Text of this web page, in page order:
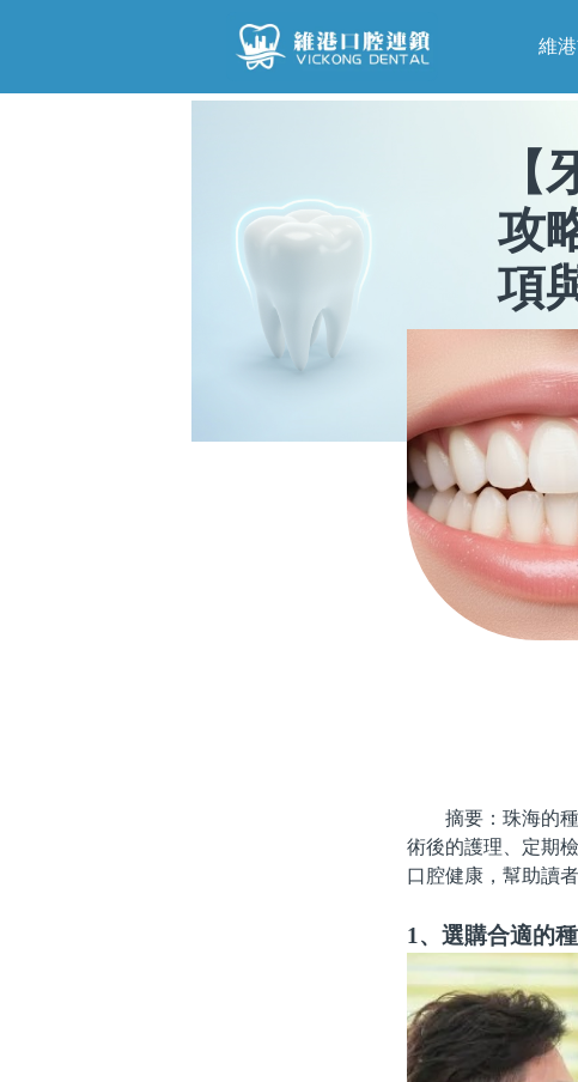
維
【
攻
項
摘要：珠海的種
術後的護理、定期
口腔健康，幫助讀
1、選購合適的